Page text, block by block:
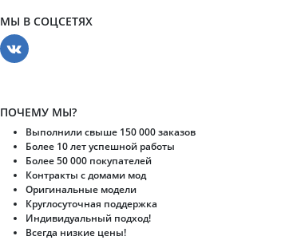
МЫ В СОЦСЕТЯХ
ПОЧЕМУ МЫ?
Выполнили свыше 150 000 заказов
Более 10 лет успешной работы
Более 50 000 покупателей
Контракты с домами мод
Оригинальные модели
Круглосуточная поддержка
Индивидуальный подход!
Всегда низкие цены!